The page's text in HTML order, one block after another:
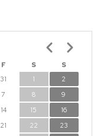
F S
S
31 1
2
7 8
9
14 15
16
21 22
23
Pagination